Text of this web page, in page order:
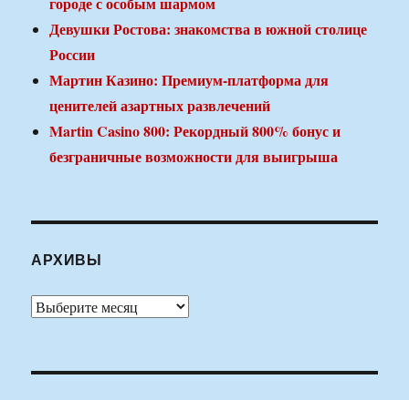
Девушки Ростова: знакомства в южной столице
России
Мартин Казино: Премиум-платформа для
ценителей азартных развлечений
Martin Casino 800: Рекордный 800% бонус и
безграничные возможности для выигрыша
АРХИВЫ
Архивы